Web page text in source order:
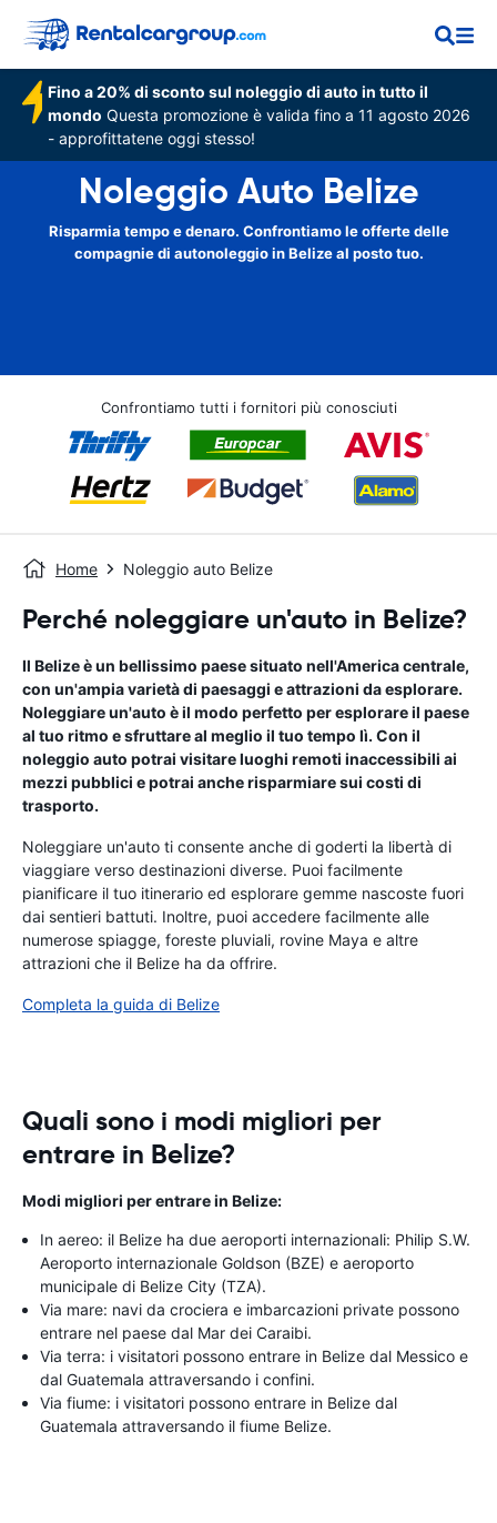
Fino a 20% di sconto sul noleggio di auto in tutto il
mondo Questa promozione è valida fino a 11 agosto 2026
- approfittatene oggi stesso!
Noleggio Auto Belize
Risparmia tempo e denaro. Confrontiamo le offerte delle
compagnie di autonoleggio in Belize al posto tuo.
Confrontiamo tutti i fornitori più conosciuti
Home Noleggio auto Belize
Perché noleggiare un'auto in Belize?
Il Belize è un bellissimo paese situato nell'America centrale,
con un'ampia varietà di paesaggi e attrazioni da esplorare.
Noleggiare un'auto è il modo perfetto per esplorare il paese
al tuo ritmo e sfruttare al meglio il tuo tempo lì. Con il
noleggio auto potrai visitare luoghi remoti inaccessibili ai
mezzi pubblici e potrai anche risparmiare sui costi di
trasporto.
Noleggiare un'auto ti consente anche di goderti la libertà di
viaggiare verso destinazioni diverse. Puoi facilmente
pianificare il tuo itinerario ed esplorare gemme nascoste fuori
dai sentieri battuti. Inoltre, puoi accedere facilmente alle
numerose spiagge, foreste pluviali, rovine Maya e altre
attrazioni che il Belize ha da offrire.
Completa la guida di Belize
Quali sono i modi migliori per
entrare in Belize?
Modi migliori per entrare in Belize:
In aereo: il Belize ha due aeroporti internazionali: Philip S.W.
Aeroporto internazionale Goldson (BZE) e aeroporto
municipale di Belize City (TZA).
Via mare: navi da crociera e imbarcazioni private possono
entrare nel paese dal Mar dei Caraibi.
Via terra: i visitatori possono entrare in Belize dal Messico e
dal Guatemala attraversando i confini.
Via fiume: i visitatori possono entrare in Belize dal
Guatemala attraversando il fiume Belize.